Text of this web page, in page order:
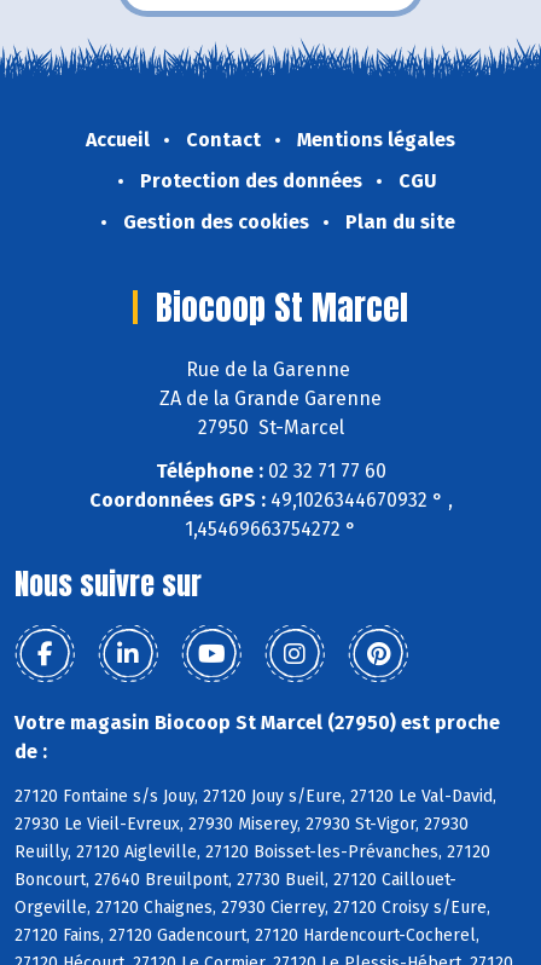
Accueil Contact
Mentions légales
Protection des données
CGU
Gestion des cookies
Plan du site
Biocoop St Marcel
Rue de la Garenne
ZA de la Grande Garenne
27950 St-Marcel
Téléphone :02 32 71 77 60
Coordonnées GPS :49,1026344670932 ° ,
1,45469663754272 °
Nous suivre sur
Votre magasin Biocoop St Marcel (27950) est proche
de :
27120 Fontaine s/s Jouy, 27120 Jouy s/Eure, 27120 Le Val-David,
27930 Le Vieil-Evreux, 27930 Miserey, 27930 St-Vigor, 27930
Reuilly, 27120 Aigleville, 27120 Boisset-les-Prévanches, 27120
Boncourt, 27640 Breuilpont, 27730 Bueil, 27120 Caillouet-
Orgeville, 27120 Chaignes, 27930 Cierrey, 27120 Croisy s/Eure,
27120 Fains, 27120 Gadencourt, 27120 Hardencourt-Cocherel,